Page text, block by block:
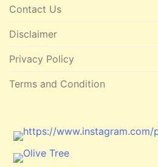
Contact Us
Disclaimer
Privacy Policy
Terms and Condition